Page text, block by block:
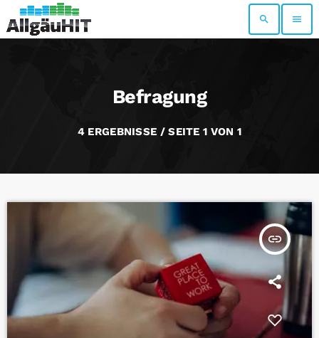
search menu
Befragung
4 ERGEBNISSE / SEITE 1 VON 1
insert_link